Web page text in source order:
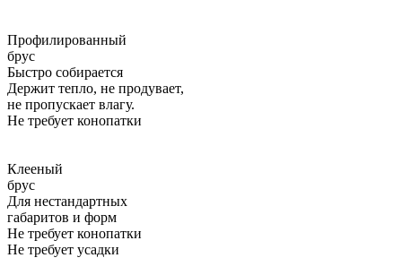
Профилированный
брус
Быстро собирается
Держит тепло, не продувает,
не пропускает влагу.
Не требует конопатки
Клееный
брус
Для нестандартных
габаритов и форм
Не требует конопатки
Не требует усадки